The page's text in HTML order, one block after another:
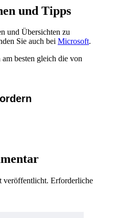
und Tipps
und Übersichten zu
Sie auch bei Microsoft.
besten gleich die von
veröffentlicht. Erforderliche